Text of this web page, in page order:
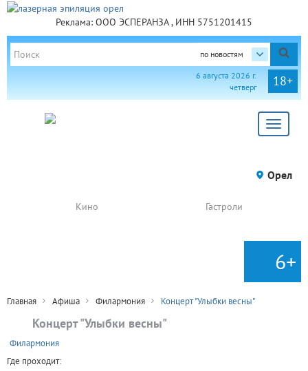
Реклама: ООО ЭСПЕРАНЗА , ИНН 5751201415
по новостям
18+
6 августа 2026 г.
четверг
Toggle
Орел
Кино Гастроли
6+
Главная Афиша Филармония Концерт "Улыбки весны"
Концерт "Улыбки весны"
Филармония
Где проходит: